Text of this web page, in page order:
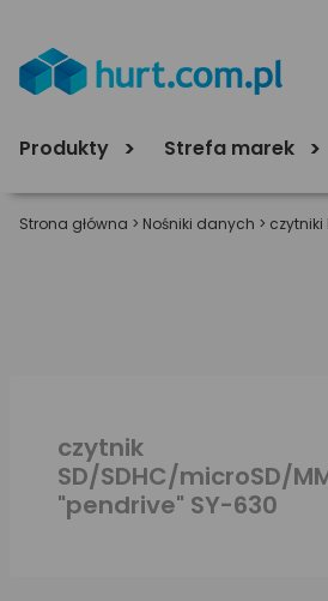
Produkty Strefa marek
Strona główna > Nośniki danych > czytniki
czytnik
SD/SDHC/microSD/
"pendrive" SY-630